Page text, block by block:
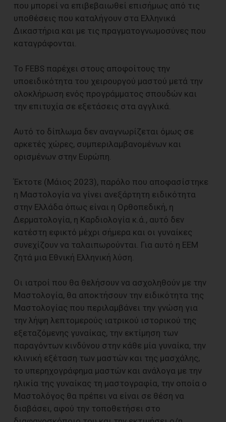
που μπορεί να επιβεβαιωθεί επισήμως από τις
υποθέσεις που καταλήγουν στα Ελληνικά
Δικαστήρια και με τις πραγματογνωμοσύνες που
καταγράφονται.
Το FEBS παρέχει στους αποφοίτους την
υποειδικότητα του χειρουργού μαστού μετά την
ολοκλήρωση ενός προγράμματος σπουδών και
την επιτυχία σε εξετάσεις στα αγγλικά.
Αυτό το δίπλωμα δεν αναγνωρίζεται όμως σε
αρκετές χώρες, συμπεριλαμβανομένων και
ορισμένων στην Ευρώπη.
Έκτοτε (Μάιος 2023), παρόλο που αποφασίστηκε
η Μαστολογία να γίνει ανεξάρτητη ειδικότητα
στην Ελλάδα όπως είναι η Ορθοπεδική, η
Δερματολογία, η Καρδιολογία κ.ά., αυτό δεν
κατέστη εφικτό μέχρι σήμερα και οι γυναίκες
συνεχίζουν να ταλαιπωρούνται. Για αυτό η ΕΕΜ
ζητά μια Εθνική Ελληνική λύση.
Οι ιατροί που θα θελήσουν να ασχοληθούν με την
Μαστολογία, θα αποκτήσουν την ειδικότητα της
Μαστολογίας που περιλαμβάνει την γνώση για
την λήψη λεπτομερούς ιατρικού ιστορικού της
εξεταζόμενης γυναίκας, την εκτίμηση των
παραγόντων κινδύνου στην κάθε μία γυναίκα, την
κλινική εξέταση των μαστών και της μασχάλης,
το υπερηχογράφημα μαστών και ανάλογα με την
ηλικία της γυναίκας τη μαστογραφία, την οποία ο
Μαστολόγος θα πρέπει να είναι σε θέση να
διαβάσει, αφού την τοποθετήσει στο